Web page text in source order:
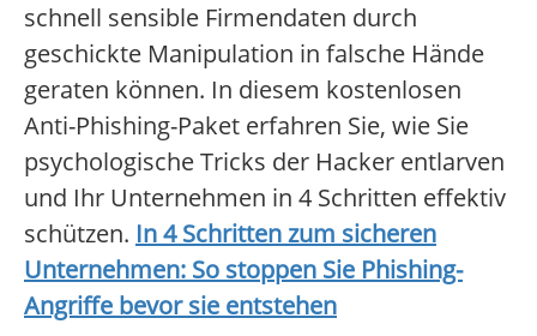
schnell sensible Firmendaten durch
geschickte Manipulation in falsche Hände
geraten können. In diesem kostenlosen
Anti-Phishing-Paket erfahren Sie, wie Sie
psychologische Tricks der Hacker entlarven
und Ihr Unternehmen in 4 Schritten effektiv
schützen. In 4 Schritten zum sicheren
Unternehmen: So stoppen Sie Phishing-
Angriffe bevor sie entstehen